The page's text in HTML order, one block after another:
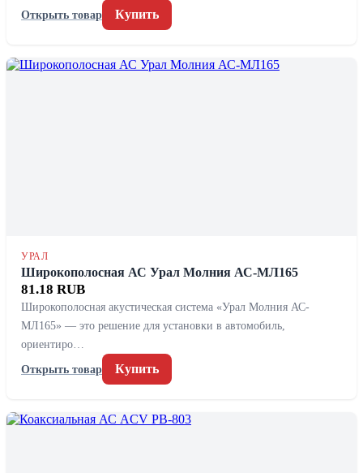
Открыть товар
Купить
УРАЛ
Широкополосная АС Урал Молния АС-МЛ165
81.18 RUB
Широкополосная акустическая система «Урал Молния АС-
МЛ165» — это решение для установки в автомобиль,
ориентиро…
Открыть товар
Купить